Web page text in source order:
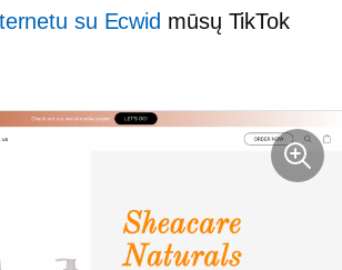
su Ecwid mūsų TikTok